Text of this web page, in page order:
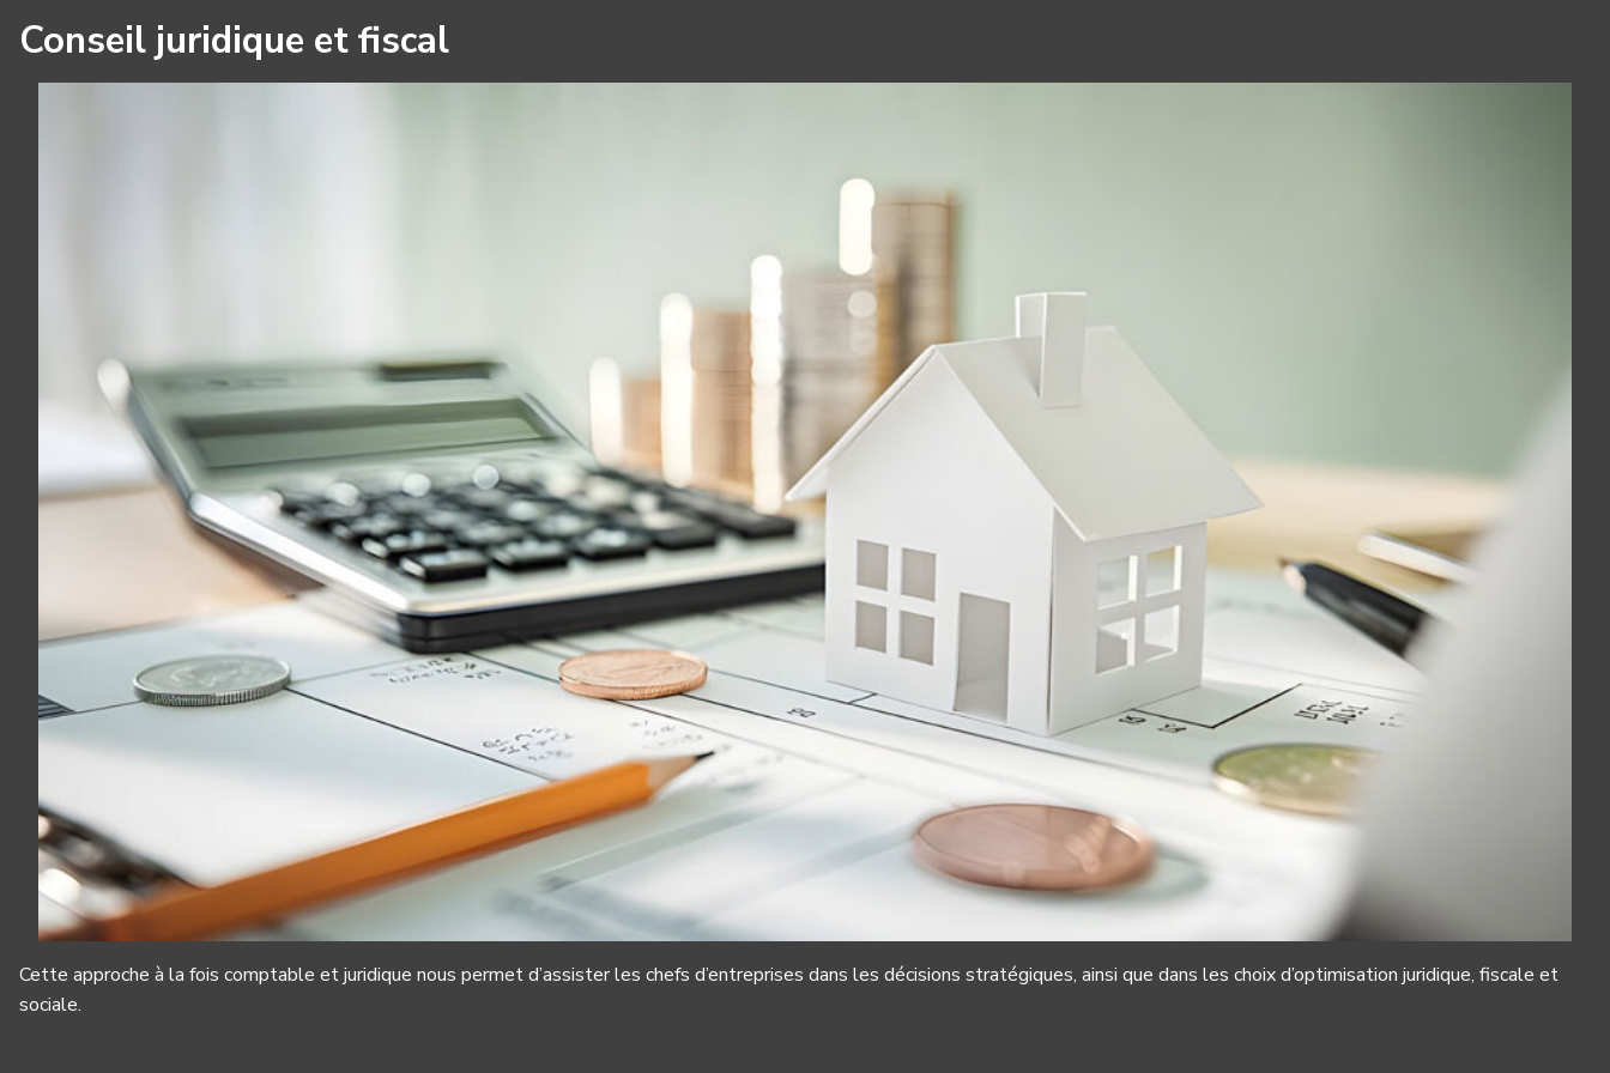
Conseil juridique et fiscal
Cette approche à la fois comptable et juridique nous permet d’assister les chefs d’entreprises dans les décisions stratégiques, ainsi que dans les choix d’optimisation juridique, fiscale et
sociale.